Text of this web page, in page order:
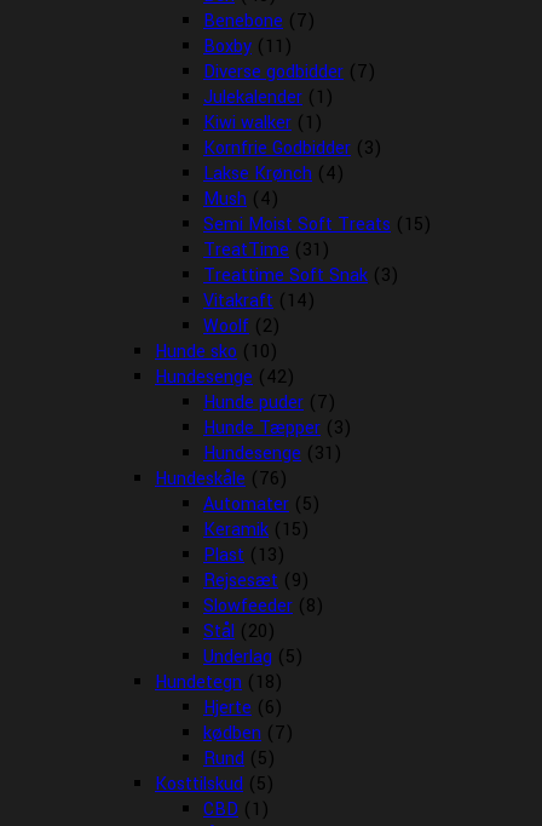
Benebone (7)
Boxby (11)
Diverse godbidder (7)
Julekalender (1)
Kiwi walker (1)
Kornfrie Godbidder (3)
Lakse Krønch (4)
Mush (4)
Semi Moist Soft Treats (15)
TreatTime (31)
Treattime Soft Snak (3)
Vitakraft (14)
Woolf (2)
Hunde sko (10)
Hundesenge (42)
Hunde puder (7)
Hunde Tæpper (3)
Hundesenge (31)
Hundeskåle (76)
Automater (5)
Keramik (15)
Plast (13)
Rejsesæt (9)
Slowfeeder (8)
Stål (20)
Underlag (5)
Hundetegn (18)
Hjerte (6)
kødben (7)
Rund (5)
Kosttilskud (5)
CBD (1)